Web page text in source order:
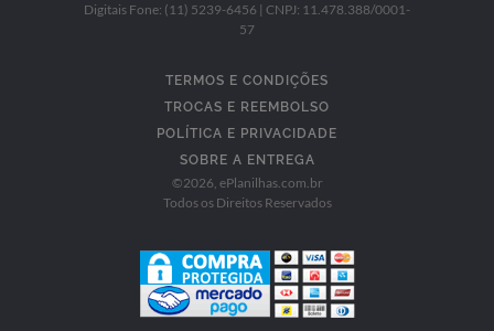
Digitais Fone: (11) 5239-6456 | CNPJ: 11.478.388/0001-
57
TERMOS E CONDIÇÕES
TROCAS E REEMBOLSO
POLÍTICA E PRIVACIDADE
SOBRE A ENTREGA
©2026 , ePlanilhas.com.br
Todos os Direitos Reservados